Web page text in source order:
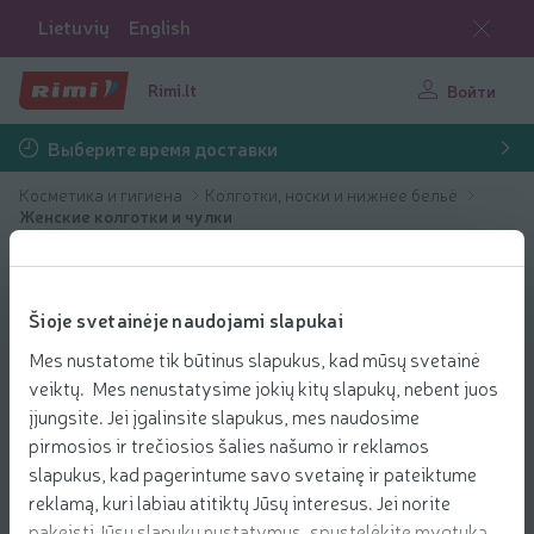
Šioje svetainėje naudojami slapukai
Mes nustatome tik būtinus slapukus, kad mūsų svetainė
veiktų. Mes nenustatysime jokių kitų slapukų, nebent juos
įjungsite. Jei įgalinsite slapukus, mes naudosime
pirmosios ir trečiosios šalies našumo ir reklamos
slapukus, kad pagerintume savo svetainę ir pateiktume
reklamą, kuri labiau atitiktų Jūsų interesus. Jei norite
Lietuvių English
Rimi.lt Войти
Выберите время доставки
Косметика и гигиена
Колготки, носки и нижнее бельё
Женские колготки и чулки